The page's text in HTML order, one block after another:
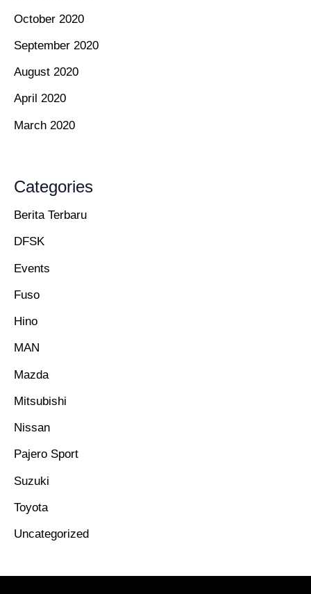
October 2020
September 2020
August 2020
April 2020
March 2020
Categories
Berita Terbaru
DFSK
Events
Fuso
Hino
MAN
Mazda
Mitsubishi
Nissan
Pajero Sport
Suzuki
Toyota
Uncategorized